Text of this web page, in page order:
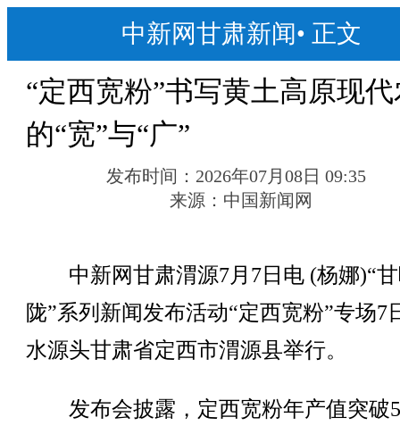
中新网甘肃新闻• 正文
“定西宽粉”书写黄土高原现
的“宽”与“广”
发布时间： 2026年07月08日 09:35
来源： 中国新闻网
中新网甘肃渭源7月7日电 (杨娜)“
陇”系列新闻发布活动“定西宽粉”专场7
水源头甘肃省定西市渭源县举行。
发布会披露，定西宽粉年产值突破